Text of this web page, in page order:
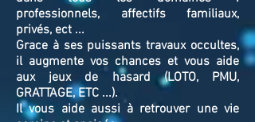
professionnels, affectifs familiaux,
privés, ect ...
Grace à ses puissants travaux occultes,
il augmente vos chances et vous aide
aux jeux de hasard (LOTO, PMU,
GRATTAGE, ETC ...).
Il vous aide aussi à retrouver une vie